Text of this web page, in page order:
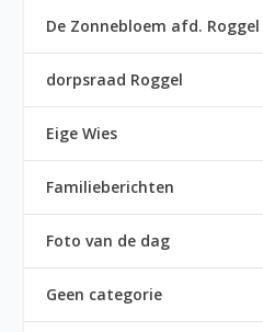
De Zonnebloem afd. Roggel
dorpsraad Roggel
Eige Wies
Familieberichten
Foto van de dag
Geen categorie